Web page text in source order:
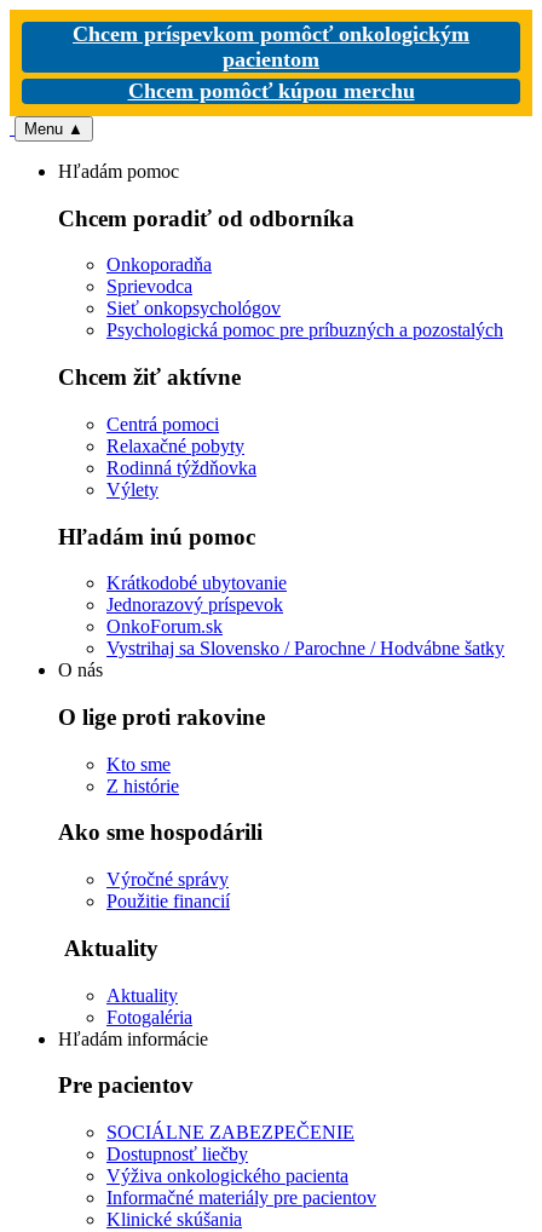
Chcem príspevkom pomôcť onkologickým
pacientom
Chcem pomôcť kúpou merchu
Menu ▲
Hľadám pomoc
Chcem poradiť od odborníka
Onkoporadňa
Sprievodca
Sieť onkopsychológov
Psychologická pomoc pre príbuzných a pozostalých
Chcem žiť aktívne
Centrá pomoci
Relaxačné pobyty
Rodinná týždňovka
Výlety
Hľadám inú pomoc
Krátkodobé ubytovanie
Jednorazový príspevok
OnkoForum.sk
Vystrihaj sa Slovensko / Parochne / Hodvábne šatky
O nás
O lige proti rakovine
Kto sme
Z histórie
Ako sme hospodárili
Výročné správy
Použitie financií
Aktuality
Aktuality
Fotogaléria
Hľadám informácie
Pre pacientov
SOCIÁLNE ZABEZPEČENIE
Dostupnosť liečby
Výživa onkologického pacienta
Informačné materiály pre pacientov
Klinické skúšania